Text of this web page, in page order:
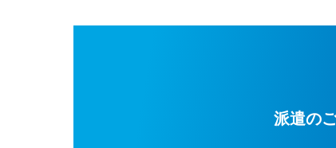
派遣の